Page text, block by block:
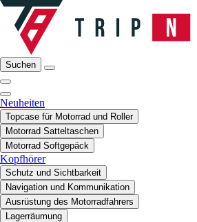
Suchen
Neuheiten
Topcase für Motorrad und Roller
Motorrad Satteltaschen
Motorrad Softgepäck
Kopfhörer
Schutz und Sichtbarkeit
Navigation und Kommunikation
Ausrüstung des Motorradfahrers
Lagerräumung